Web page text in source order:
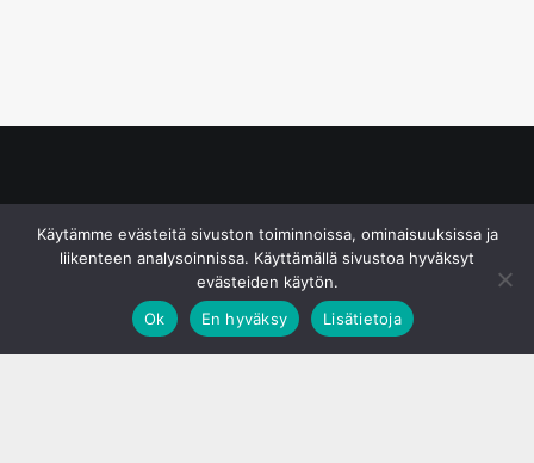
Käytämme evästeitä sivuston toiminnoissa, ominaisuuksissa ja
liikenteen analysoinnissa. Käyttämällä sivustoa hyväksyt
evästeiden käytön.
Ok
En hyväksy Lisätietoja